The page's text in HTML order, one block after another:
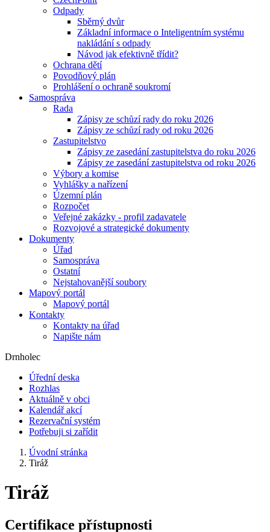
Odpady
Sběrný dvůr
Základní informace o Inteligentním systému
nakládání s odpady
Návod jak efektivně třídit?
Ochrana dětí
Povodňový plán
Prohlášení o ochraně soukromí
Samospráva
Rada
Zápisy ze schůzí rady do roku 2026
Zápisy ze schůzí rady od roku 2026
Zastupitelstvo
Zápisy ze zasedání zastupitelstva do roku 2026
Zápisy ze zasedání zastupitelstva od roku 2026
Výbory a komise
Vyhlášky a nařízení
Územní plán
Rozpočet
Veřejné zakázky - profil zadavatele
Rozvojové a strategické dokumenty
Dokumenty
Úřad
Samospráva
Ostatní
Nejstahovanější soubory
Mapový portál
Mapový portál
Kontakty
Kontakty na úřad
Napište nám
Drnholec
Úřední deska
Rozhlas
Aktuálně v obci
Kalendář akcí
Rezervační systém
Potřebuji si zařídit
Úvodní stránka
Tiráž
Tiráž
Certifikace přístupnosti